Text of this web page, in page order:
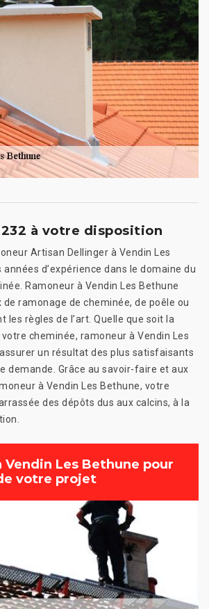
à votre disposition
Artisan Dellinger à Vendin Les
d’expérience dans le domaine du
Ramoneur à Vendin Les Bethune
ramonage de cheminée, de poêle ou
les règles de l’art. Quelle que soit la
cheminée, ramoneur à Vendin Les
un résultat des plus satisfaisants
demande. Grâce au savoir-faire et aux
à Vendin Les Bethune, votre
des dépôts dus aux calcins, à la
Vendin Les Bethune pour
votre projet